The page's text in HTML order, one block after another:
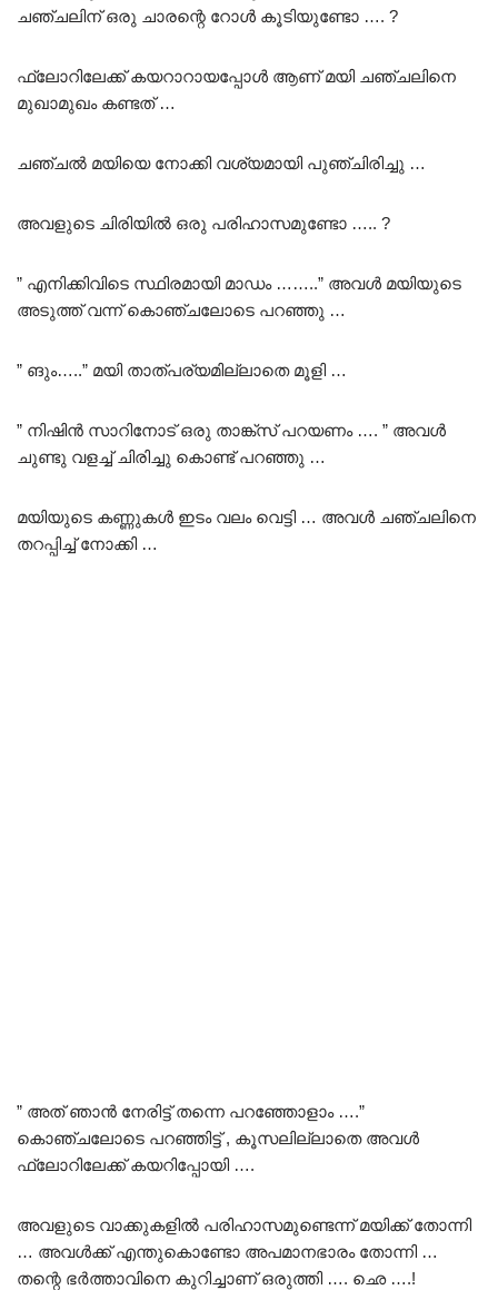
ചഞ്ചലിന് ഒരു ചാരന്റെ റോൾ കൂടിയുണ്ടോ …. ?
ഫ്ലോറിലേക്ക് കയറാറായപ്പോൾ ആണ് മയി ചഞ്ചലിനെ
മുഖാമുഖം കണ്ടത് …
ചഞ്ചൽ മയിയെ നോക്കി വശ്യമായി പുഞ്ചിരിച്ചു …
അവളുടെ ചിരിയിൽ ഒരു പരിഹാസമുണ്ടോ ….. ?
” എനിക്കിവിടെ സ്ഥിരമായി മാഡം ……..” അവൾ മയിയുടെ
അടുത്ത് വന്ന് കൊഞ്ചലോടെ പറഞ്ഞു …
” ങും…..” മയി താത്പര്യമില്ലാതെ മൂളി …
” നിഷിൻ സാറിനോട് ഒരു താങ്ക്സ് പറയണം …. ” അവൾ
ചുണ്ടു വളച്ച് ചിരിച്ചു കൊണ്ട് പറഞ്ഞു …
മയിയുടെ കണ്ണുകൾ ഇടം വലം വെട്ടി … അവൾ ചഞ്ചലിനെ
തറപ്പിച്ച് നോക്കി …
” അത് ഞാൻ നേരിട്ട് തന്നെ പറഞ്ഞോളാം ….”
കൊഞ്ചലോടെ പറഞ്ഞിട്ട് , കൂസലില്ലാതെ അവൾ
ഫ്ലോറിലേക്ക് കയറിപ്പോയി ….
അവളുടെ വാക്കുകളിൽ പരിഹാസമുണ്ടെന്ന് മയിക്ക് തോന്നി
… അവൾക്ക് എന്തുകൊണ്ടോ അപമാനഭാരം തോന്നി …
തന്റെ ഭർത്താവിനെ കുറിച്ചാണ് ഒരുത്തി …. ഛെ ….!